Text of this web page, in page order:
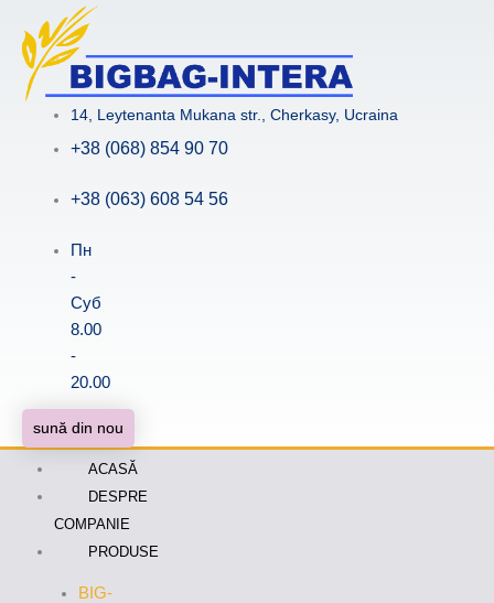
content
14, Leytenanta Mukana str., Cherkasy, Ucraina
+38 (068) 854 90 70
+38 (063) 608 54 56
Пн
-
Суб
8.00
-
20.00
sună din nou
ACASĂ
DESPRE
COMPANIE
PRODUSE
BIG-